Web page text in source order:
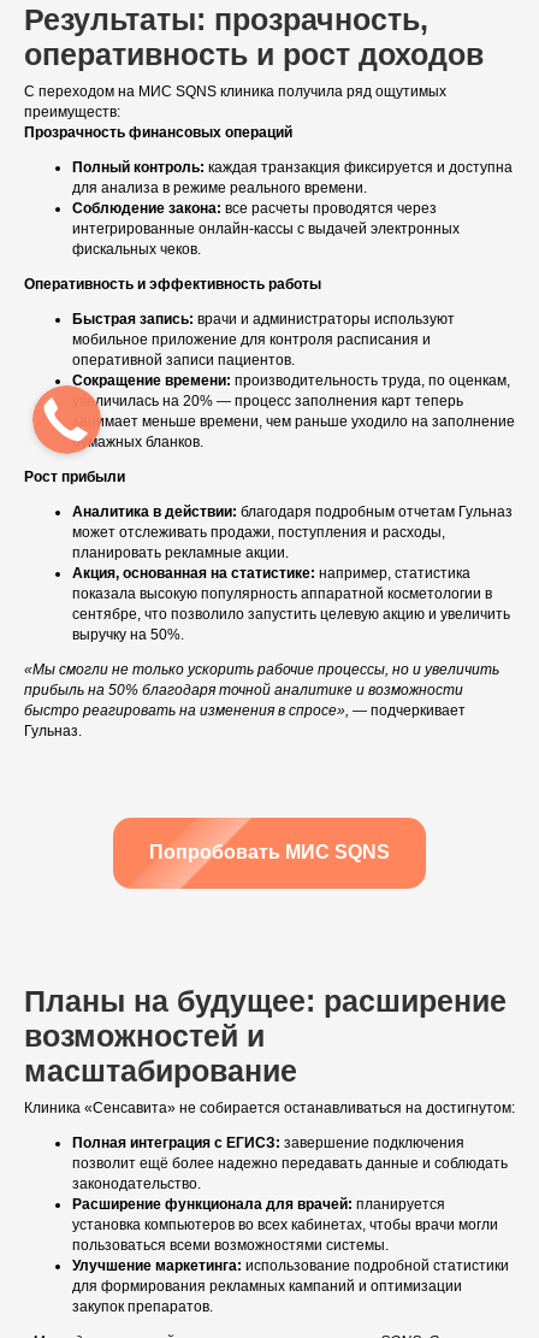
Результаты: прозрачность,
оперативность и рост доходов
С переходом на МИС SQNS клиника получила ряд ощутимых
преимуществ:
Прозрачность финансовых операций
Полный контроль: каждая транзакция фиксируется и доступна
для анализа в режиме реального времени.
Соблюдение закона: все расчеты проводятся через
интегрированные онлайн-кассы с выдачей электронных
фискальных чеков.
Оперативность и эффективность работы
Быстрая запись: врачи и администраторы используют
мобильное приложение для контроля расписания и
оперативной записи пациентов.
Сокращение времени: производительность труда, по оценкам,
увеличилась на 20% — процесс заполнения карт теперь
занимает меньше времени, чем раньше уходило на заполнение
бумажных бланков.
Рост прибыли
Аналитика в действии: благодаря подробным отчетам Гульназ
может отслеживать продажи, поступления и расходы,
планировать рекламные акции.
Акция, основанная на статистике: например, статистика
показала высокую популярность аппаратной косметологии в
сентябре, что позволило запустить целевую акцию и увеличить
выручку на 50%.
«Мы смогли не только ускорить рабочие процессы, но и увеличить
прибыль на 50% благодаря точной аналитике и возможности
быстро реагировать на изменения в спросе», — подчеркивает
Гульназ.
Попробовать МИС SQNS
Планы на будущее: расширение
возможностей и
масштабирование
Клиника «Сенсавита» не собирается останавливаться на достигнутом:
Полная интеграция с ЕГИСЗ: завершение подключения
позволит ещё более надежно передавать данные и соблюдать
законодательство.
Расширение функционала для врачей: планируется
установка компьютеров во всех кабинетах, чтобы врачи могли
пользоваться всеми возможностями системы.
Улучшение маркетинга: использование подробной статистики
для формирования рекламных кампаний и оптимизации
закупок препаратов.
Запустила работу системы SQNS в
115 медицинских центрах. Ответит
на все ваши вопросы.
Электронные медицинские карты
ЕГИСЗ
Отчеты и аналитика
Складской учет
Контроль финансов
Лаборатории
Интернет-Телефония
Приложение для сотрудников
Мессенджеры и СМС-рассылки
Программы лояльности
Онлайн-запись
Приложение для пациентов
Глазная формула
Система управления
Демо-доступ
Дневники приемов
Карта косметолога
Интеграции
ВОЗМОЖНОСТИ
О компании
Возможности
Направления
База знаний
Кейсы
Обучение
КОМПАНИЯ